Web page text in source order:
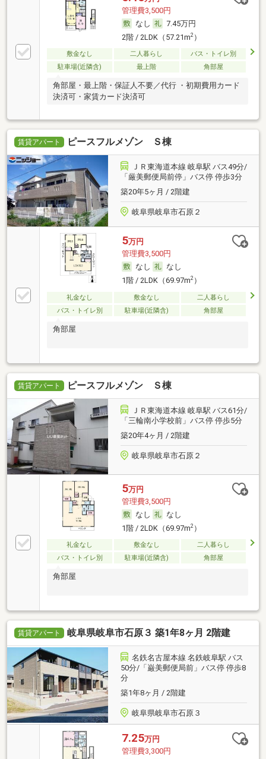
管理費3,500円
なし
7.45万円
2階 / 2LDK（57.21m2）
敷金なし 二人暮らし
バス・トイレ別
駐車場(近隣含)
最上階 角部屋
角部屋・最上階・保証人不要／代行 ・初期費用カード
決済可・家賃カード決済可
賃貸アパート ピースフルメゾン Ｓ棟
ＪＲ東海道本線 岐阜駅 バス49分/
「厳美郵便局前停」バス停 停歩3分
築20年5ヶ月 / 2階建
岐阜県岐阜市石原２
5万円
管理費3,500円
なし
なし
1階 / 2LDK（69.97m2）
礼金なし 敷金なし
二人暮らし
バス・トイレ別
駐車場(近隣含) 角部屋
角部屋
賃貸アパート ピースフルメゾン Ｓ棟
ＪＲ東海道本線 岐阜駅 バス61分/
「三輪南小学校前」バス停 停歩5分
築20年4ヶ月 / 2階建
岐阜県岐阜市石原２
5万円
管理費3,500円
なし
なし
1階 / 2LDK（69.97m2）
礼金なし 敷金なし
二人暮らし
バス・トイレ別
駐車場(近隣含) 角部屋
角部屋
賃貸アパート 岐阜県岐阜市石原３ 築1年8ヶ月 2階建
名鉄名古屋本線 名鉄岐阜駅 バス
50分/「巌美郵便局前」バス停 停歩8
分
築1年8ヶ月 / 2階建
岐阜県岐阜市石原３
7.25万円
管理費3,300円